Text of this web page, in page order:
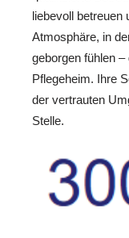
liebevoll betreuen
Atmosphäre, in
geborgen fühlen
Pflegeheim. Ihre
der vertrauten
Stelle.